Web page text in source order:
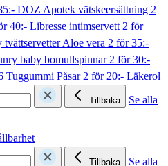
DOZ Apotek vätskeersättning 2
40:- Libresse intimservett2 för
Aloe vera 2 för 35:-
baby bomullspinnar2 för 30:-
Tuggummi Påsar2 för 20:- Läkerol
Tillbaka
Se alla
Tillbaka
Se alla